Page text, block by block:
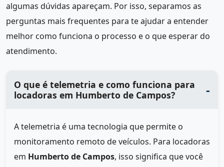
algumas dúvidas apareçam. Por isso, separamos as
perguntas mais frequentes para te ajudar a entender
melhor como funciona o processo e o que esperar do
atendimento.
O que é telemetria e como funciona para
locadoras em Humberto de Campos?
A telemetria é uma tecnologia que permite o
monitoramento remoto de veículos. Para locadoras
em Humberto de Campos, isso significa que você